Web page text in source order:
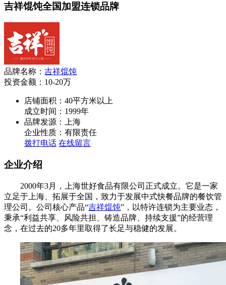
吉祥馄饨全国加盟连锁品牌
品牌名称： 吉祥馄饨
投资金额： 10-20万
店铺面积：40平方米以上
成立时间：1999年
品牌发源：上海
企业性质：有限责任
拨打电话 在线留言
企业介绍
2000年3月，上海世好食品有限公司正式成立。它是一家
立足于上海、拓展于全国，致力于发展中式快餐品牌的餐饮管
理公司。公司核心产品“吉祥馄饨”，以特许连锁为主要业态，
秉承“利益共享、风险共担、铸造品牌、持续支援”的经营理
念，在过去的20多年里取得了长足与稳健的发展。